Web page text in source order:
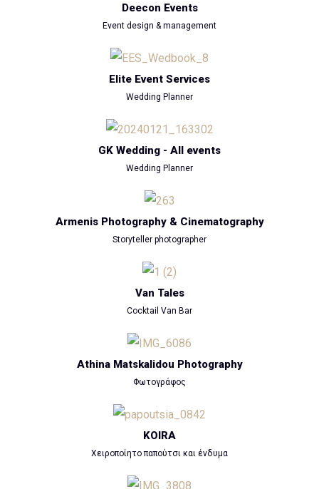
Deecon Events
Event design & management
Elite Event Services
Wedding Planner
GK Wedding - All events
Wedding Planner
Armenis Photography & Cinematography
Storyteller photographer
Van Tales
Cocktail Van Bar
Athina Matskalidou Photography
Φωτογράφος
KOIRA
Χειροποίητο παπούτσι και ένδυμα